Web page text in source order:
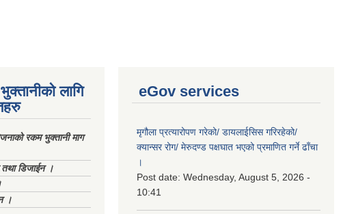
लागि
रकम भुक्तानी माग
तथा डिजाईन ।
।
eGov services
मृगौला प्रत्यारोपण गरेको/ डायलाईसिस गरिरहेको/
क्यान्सर रोग/ मेरुदण्ड पक्षघात भएको प्रमाणित गर्ने ढाँचा
।
Post date: Wednesday, August 5, 2026 -
10:41